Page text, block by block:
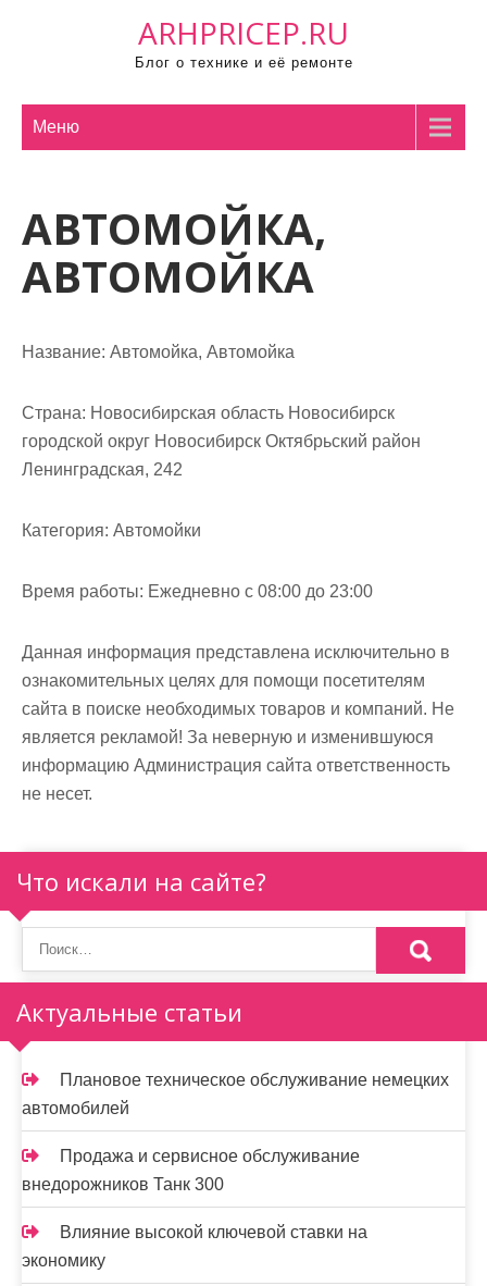
ARHPRICEP.RU
Блог о технике и её ремонте
Меню
АВТОМОЙКА,
АВТОМОЙКА
Название: Автомойка, Автомойка
Страна: Новосибирская область Новосибирск
городской округ Новосибирск Октябрьский район
Ленинградская, 242
Категория: Автомойки
Время работы: Ежедневно с 08:00 до 23:00
Данная информация представлена исключительно в
ознакомительных целях для помощи посетителям
сайта в поиске необходимых товаров и компаний. Не
является рекламой! За неверную и изменившуюся
информацию Администрация сайта ответственность
не несет.
Что искали на сайте?
Актуальные статьи
Плановое техническое обслуживание немецких
автомобилей
Продажа и сервисное обслуживание
внедорожников Танк 300
Влияние высокой ключевой ставки на
экономику